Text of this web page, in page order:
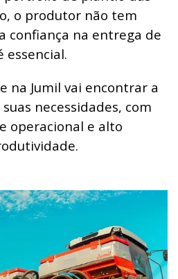
o produtor não tem
confiança na entrega de
essencial.
na Jumil vai encontrar a
necessidades, com
operacional e alto